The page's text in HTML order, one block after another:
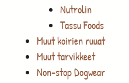
Nutrolin
Tassu Foods
Muut koirien ruuat
Muut tarvikkeet
Non-stop Dogwear